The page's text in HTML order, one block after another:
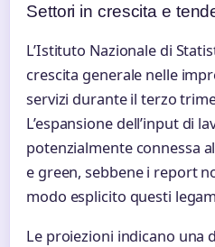
Settori in crescita e
L’Istituto Nazionale di
crescita generale nelle
servizi durante il terzo
L’espansione dell’input di
potenzialmente connessa
e green, sebbene i report
modo esplicito questi
Le proiezioni indicano una